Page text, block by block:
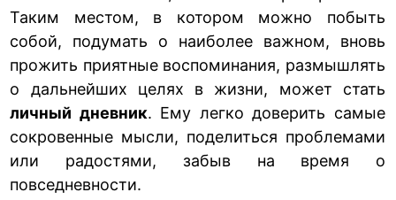
Таким местом, в котором можно побыть
собой, подумать о наиболее важном, вновь
прожить приятные воспоминания, размышлять
о дальнейших целях в жизни, может стать
личный дневник. Ему легко доверить самые
сокровенные мысли, поделиться проблемами
или радостями, забыв на время о
повседневности.